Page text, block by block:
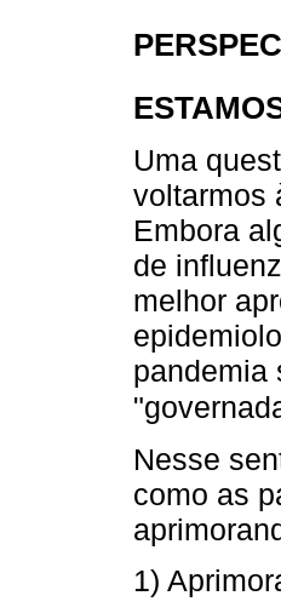
Uma
voltarmos
Embora
de
melhor
pandemia
Nesse
como as
1)